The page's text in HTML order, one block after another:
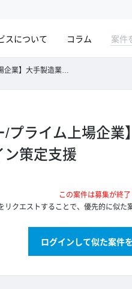
スについて コラム
ける生成AIのガイドライン策定支援
/プライム上場企
ン策定支援
この案件は募集が終了
リクエストすることで、優先的に似た
ログインして似た案件